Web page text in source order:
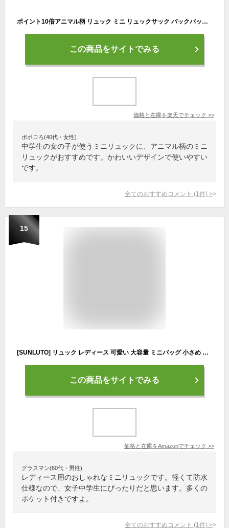
ポイント10倍アニマル柄 リュック ミニ リュックサック バックパック ミニサイズ レディース 大人 可愛い かわいい おしゃれ シンプル 無地 軽量 小さめ 斜めがけ 通勤 通学 女子 マザーズ ママ レオパード ゼブラ 迷彩 買い回り 送料無料
この商品をサイトでみる
価格と在庫を楽天でチェック >>
ポポロろ(40代・女性)
中学生の女の子が使うミニリュックに、アニマル柄のミニ
リュックがおすすめです。かわいいデザインで使いやすい
です。
全てのおすすめコメント (1 件) >
15
[SUNLUTO] リュック レディース 可愛い 大容量 ミニバッグ 小さめ 軽量 カジュアル バックパック おしゃれ シンプル 多ポケット 大人 防水 防犯 通勤 旅行 オックスフォード+PU生地 ブラックピンク
この商品をサイトでみる
価格と在庫をAmazonでチェック >>
グラスマン(60代・男性)
レディース用のおしゃれなミニリュックです。軽くて防水
仕様なので、女子中学生にぴったりだと思います。多くの
ポケット付きですよ。
全てのおすすめコメント (1 件) >